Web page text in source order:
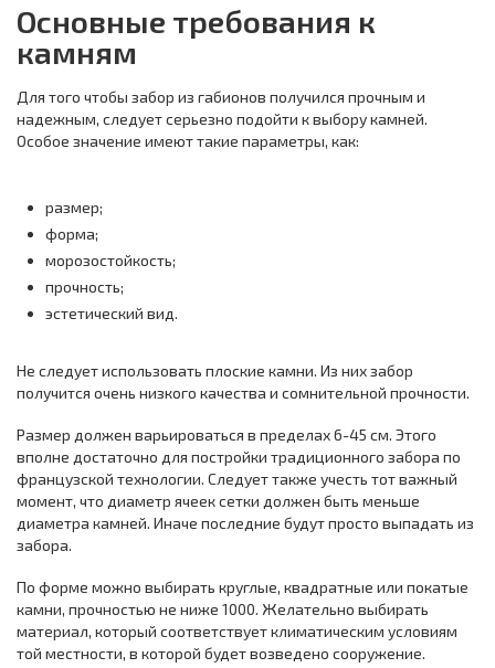
Основные требования к
камням
Для того чтобы забор из габионов получился прочным и
надежным, следует серьезно подойти к выбору камней.
Особое значение имеют такие параметры, как:
размер;
форма;
морозостойкость;
прочность;
эстетический вид.
Не следует использовать плоские камни. Из них забор
получится очень низкого качества и сомнительной прочности.
Размер должен варьироваться в пределах 6-45 см. Этого
вполне достаточно для постройки традиционного забора по
французской технологии. Следует также учесть тот важный
момент, что диаметр ячеек сетки должен быть меньше
диаметра камней. Иначе последние будут просто выпадать из
забора.
По форме можно выбирать круглые, квадратные или покатые
камни, прочностью не ниже 1000. Желательно выбирать
материал, который соответствует климатическим условиям
той местности, в которой будет возведено сооружение.